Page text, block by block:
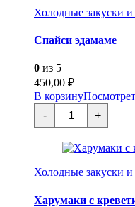
Холодные закуски и
Спайси эдамаме
0 из 5
450,00 ₽
В корзину
-
Количество
товара
Спайси
эдамаме
+
Холодные закуски и
Харумаки с